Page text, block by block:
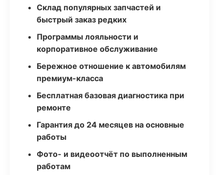
Склад популярных запчастей и
быстрый заказ редких
Программы лояльности и
корпоративное обслуживание
Бережное отношение к автомобилям
премиум-класса
Бесплатная базовая диагностика при
ремонте
Гарантия до 24 месяцев на основные
работы
Фото- и видеоотчёт по выполненным
работам